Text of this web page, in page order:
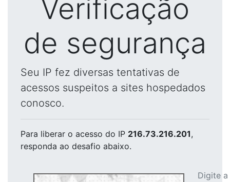
Verificação
de segurança
Seu IP fez diversas tentativas de
acessos suspeitos a sites hospedados
conosco.
Para liberar o acesso do IP 216.73.216.201,
responda ao desafio abaixo.
Digite